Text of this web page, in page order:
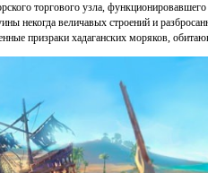
торгового узла,
некогда величавых строений и
призраки хадаганских моряков,